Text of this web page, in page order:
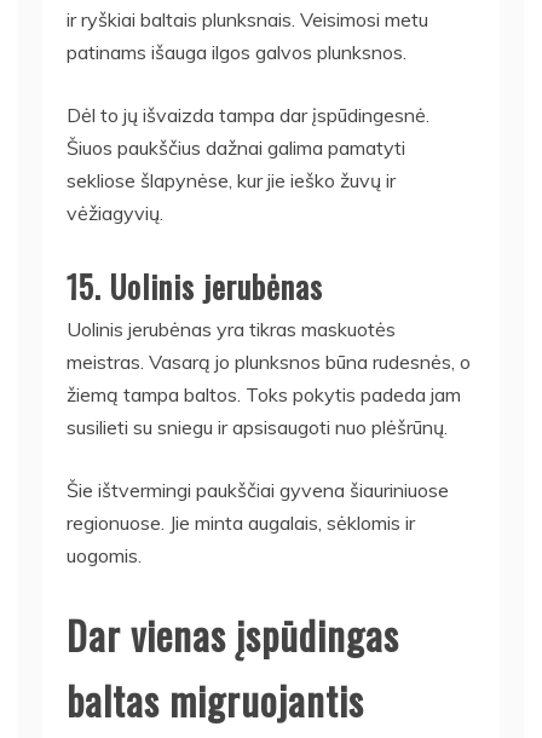
ir ryškiai baltais plunksnais. Veisimosi metu
patinams išauga ilgos galvos plunksnos.
Dėl to jų išvaizda tampa dar įspūdingesnė.
Šiuos paukščius dažnai galima pamatyti
sekliose šlapynėse, kur jie ieško žuvų ir
vėžiagyvių.
15. Uolinis jerubėnas
Uolinis jerubėnas yra tikras maskuotės
meistras. Vasarą jo plunksnos būna rudesnės, o
žiemą tampa baltos. Toks pokytis padeda jam
susilieti su sniegu ir apsisaugoti nuo plėšrūnų.
Šie ištvermingi paukščiai gyvena šiauriniuose
regionuose. Jie minta augalais, sėklomis ir
uogomis.
Dar vienas įspūdingas
baltas migruojantis